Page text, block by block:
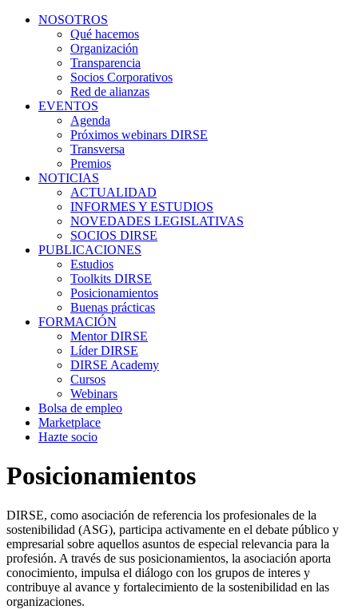
NOSOTROS
Qué hacemos
Organización
Transparencia
Socios Corporativos
Red de alianzas
EVENTOS
Agenda
Próximos webinars DIRSE
Transversa
Premios
NOTICIAS
ACTUALIDAD
INFORMES Y ESTUDIOS
NOVEDADES LEGISLATIVAS
SOCIOS DIRSE
PUBLICACIONES
Estudios
Toolkits DIRSE
Posicionamientos
Buenas prácticas
FORMACIÓN
Mentor DIRSE
Líder DIRSE
DIRSE Academy
Cursos
Webinars
Bolsa de empleo
Marketplace
Hazte socio
Posicionamientos
DIRSE, como asociación de referencia los profesionales de la
sostenibilidad (ASG), participa activamente en el debate público y
empresarial sobre aquellos asuntos de especial relevancia para la
profesión. A través de sus posicionamientos, la asociación aporta
conocimiento, impulsa el diálogo con los grupos de interes y
contribuye al avance y fortalecimiento de la sostenibilidad en las
organizaciones.